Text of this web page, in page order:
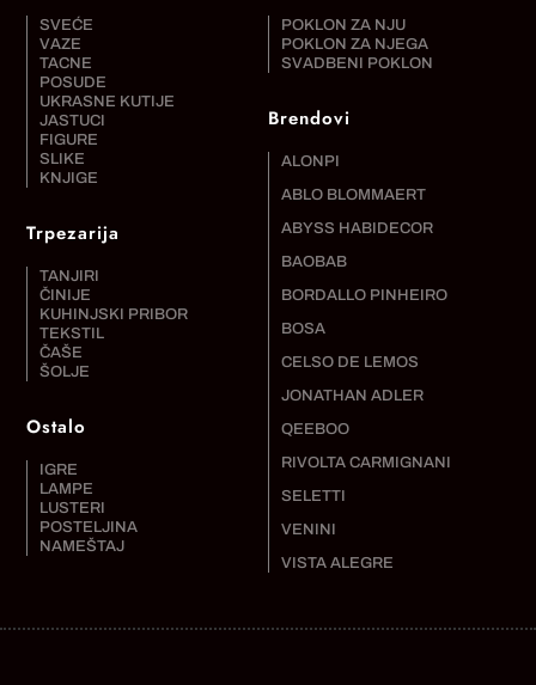
SVEĆE
VAZE
TACNE
POSUDE
UKRASNE KUTIJE
JASTUCI
FIGURE
SLIKE
KNJIGE
Trpezarija
TANJIRI
ČINIJE
KUHINJSKI PRIBOR
TEKSTIL
ČAŠE
ŠOLJE
Ostalo
IGRE
LAMPE
LUSTERI
POSTELJINA
NAMEŠTAJ
POKLON ZA NJU
POKLON ZA NJEGA
SVADBENI POKLON
Brendovi
ALONPI
ABLO BLOMMAERT
ABYSS HABIDECOR
BAOBAB
BORDALLO PINHEIRO
BOSA
CELSO DE LEMOS
JONATHAN ADLER
QEEBOO
RIVOLTA CARMIGNANI
SELETTI
VENINI
VISTA ALEGRE